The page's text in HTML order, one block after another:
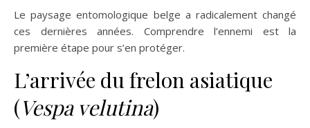
Le paysage entomologique belge a radicalement changé
ces dernières années. Comprendre l’ennemi est la
première étape pour s’en protéger.
L’arrivée du frelon asiatique
(Vespa velutina)